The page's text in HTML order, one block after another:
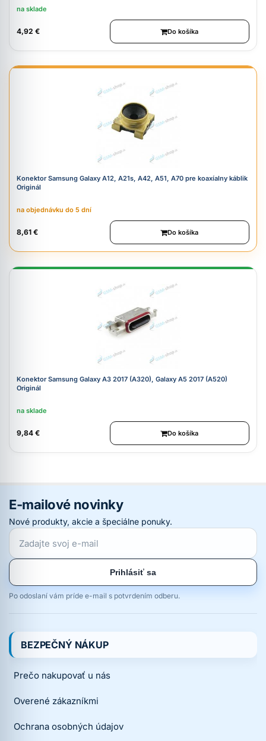
na sklade
4,92 € Do košíka
Konektor Samsung Galaxy A12, A21s, A42, A51, A70 pre koaxíalny káblik
Originál
na objednávku do 5 dní
8,61 € Do košíka
Konektor Samsung Galaxy A3 2017 (A320), Galaxy A5 2017 (A520)
Originál
na sklade
9,84 € Do košíka
E-mailové novinky
Nové produkty, akcie a špeciálne ponuky.
Prihlásiť sa
Po odoslaní vám príde e-mail s potvrdením odberu.
BEZPEČNÝ NÁKUP
Prečo nakupovať u nás
Overené zákazníkmi
Ochrana osobných údajov